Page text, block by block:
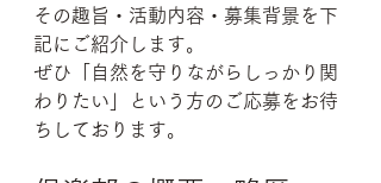
その趣旨・活動内容・募集背景を下
記にご紹介します。
ぜひ「自然を守りながらしっかり関
わりたい」という方のご応募をお待
ちしております。